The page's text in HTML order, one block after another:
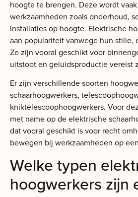
hoogte te brengen. Deze wordt
werkzaamheden zoals onderhoud,
installaties op hoogte. Elektrische
aan populariteit vanwege hun stille,
Ze zijn vooral geschikt voor
uitstoot en geluidsproductie vereist
Er zijn verschillende soorten
schaarhoogwerkers,
kniktelescoophoogwerkers. Voor
met name op de elektrische
dat vooral geschikt is voor recht
bewegen bij werkzaamheden op
Welke typen
hoogwerkers zijn